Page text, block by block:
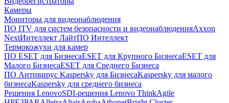
Камеры
Мониторы для видеонаблюдения
ПО ITV для систем безопасности и видеонаблюденияAxxon
NextИнтеллект ЛайтПО Интеллект
Термокожухи для камер
ПО ESET для БизнесаESET для Крупного БизнесаESET для
Малого БизнесаESET для Среднего Бизнеса
ПО Антивирус Kaspersky для БизнесаKaspersky для малого
бизнесаKaspersky для среднего бизнеса
Решения LenovoSDI-решения Lenovo ThinkAgile